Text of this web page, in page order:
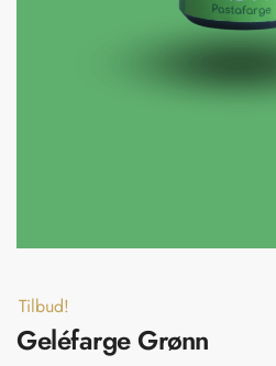
Tilbud!
Geléfarge Grønn